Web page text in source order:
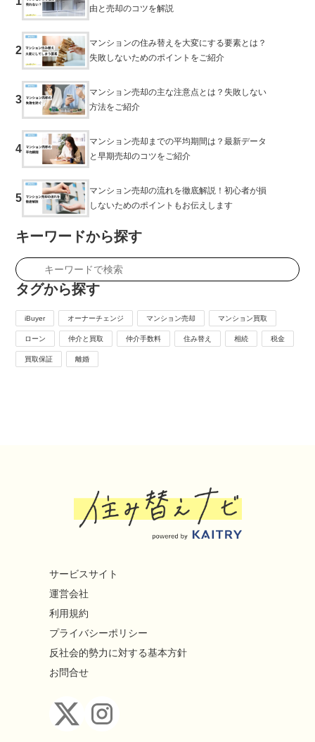
由と売却のコツを解説
2
マンションの住み替えを大変にする要素とは？
失敗しないためのポイントをご紹介
3
マンション売却の主な注意点とは？失敗しない
方法をご紹介
4
マンション売却までの平均期間は？最新データ
と早期売却のコツをご紹介
5
マンション売却の流れを徹底解説！初心者が損
しないためのポイントもお伝えします
キーワードから探す
タグから探す
iBuyer オーナーチェンジ マンション売却 マンション買取
ローン 仲介と買取 仲介手数料 住み替え 相続 税金
買取保証 離婚
サービスサイト
運営会社
利用規約
プライバシーポリシー
反社会的勢力に対する基本方針
お問合せ